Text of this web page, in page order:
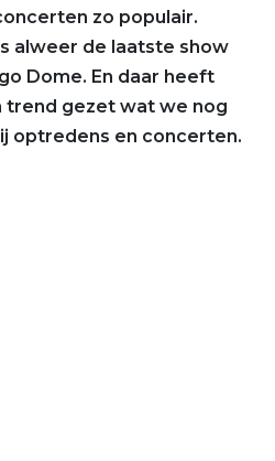
zo populair.
alweer de laatste show
Dome. En daar heeft
trend gezet wat we nog
optredens en concerten.